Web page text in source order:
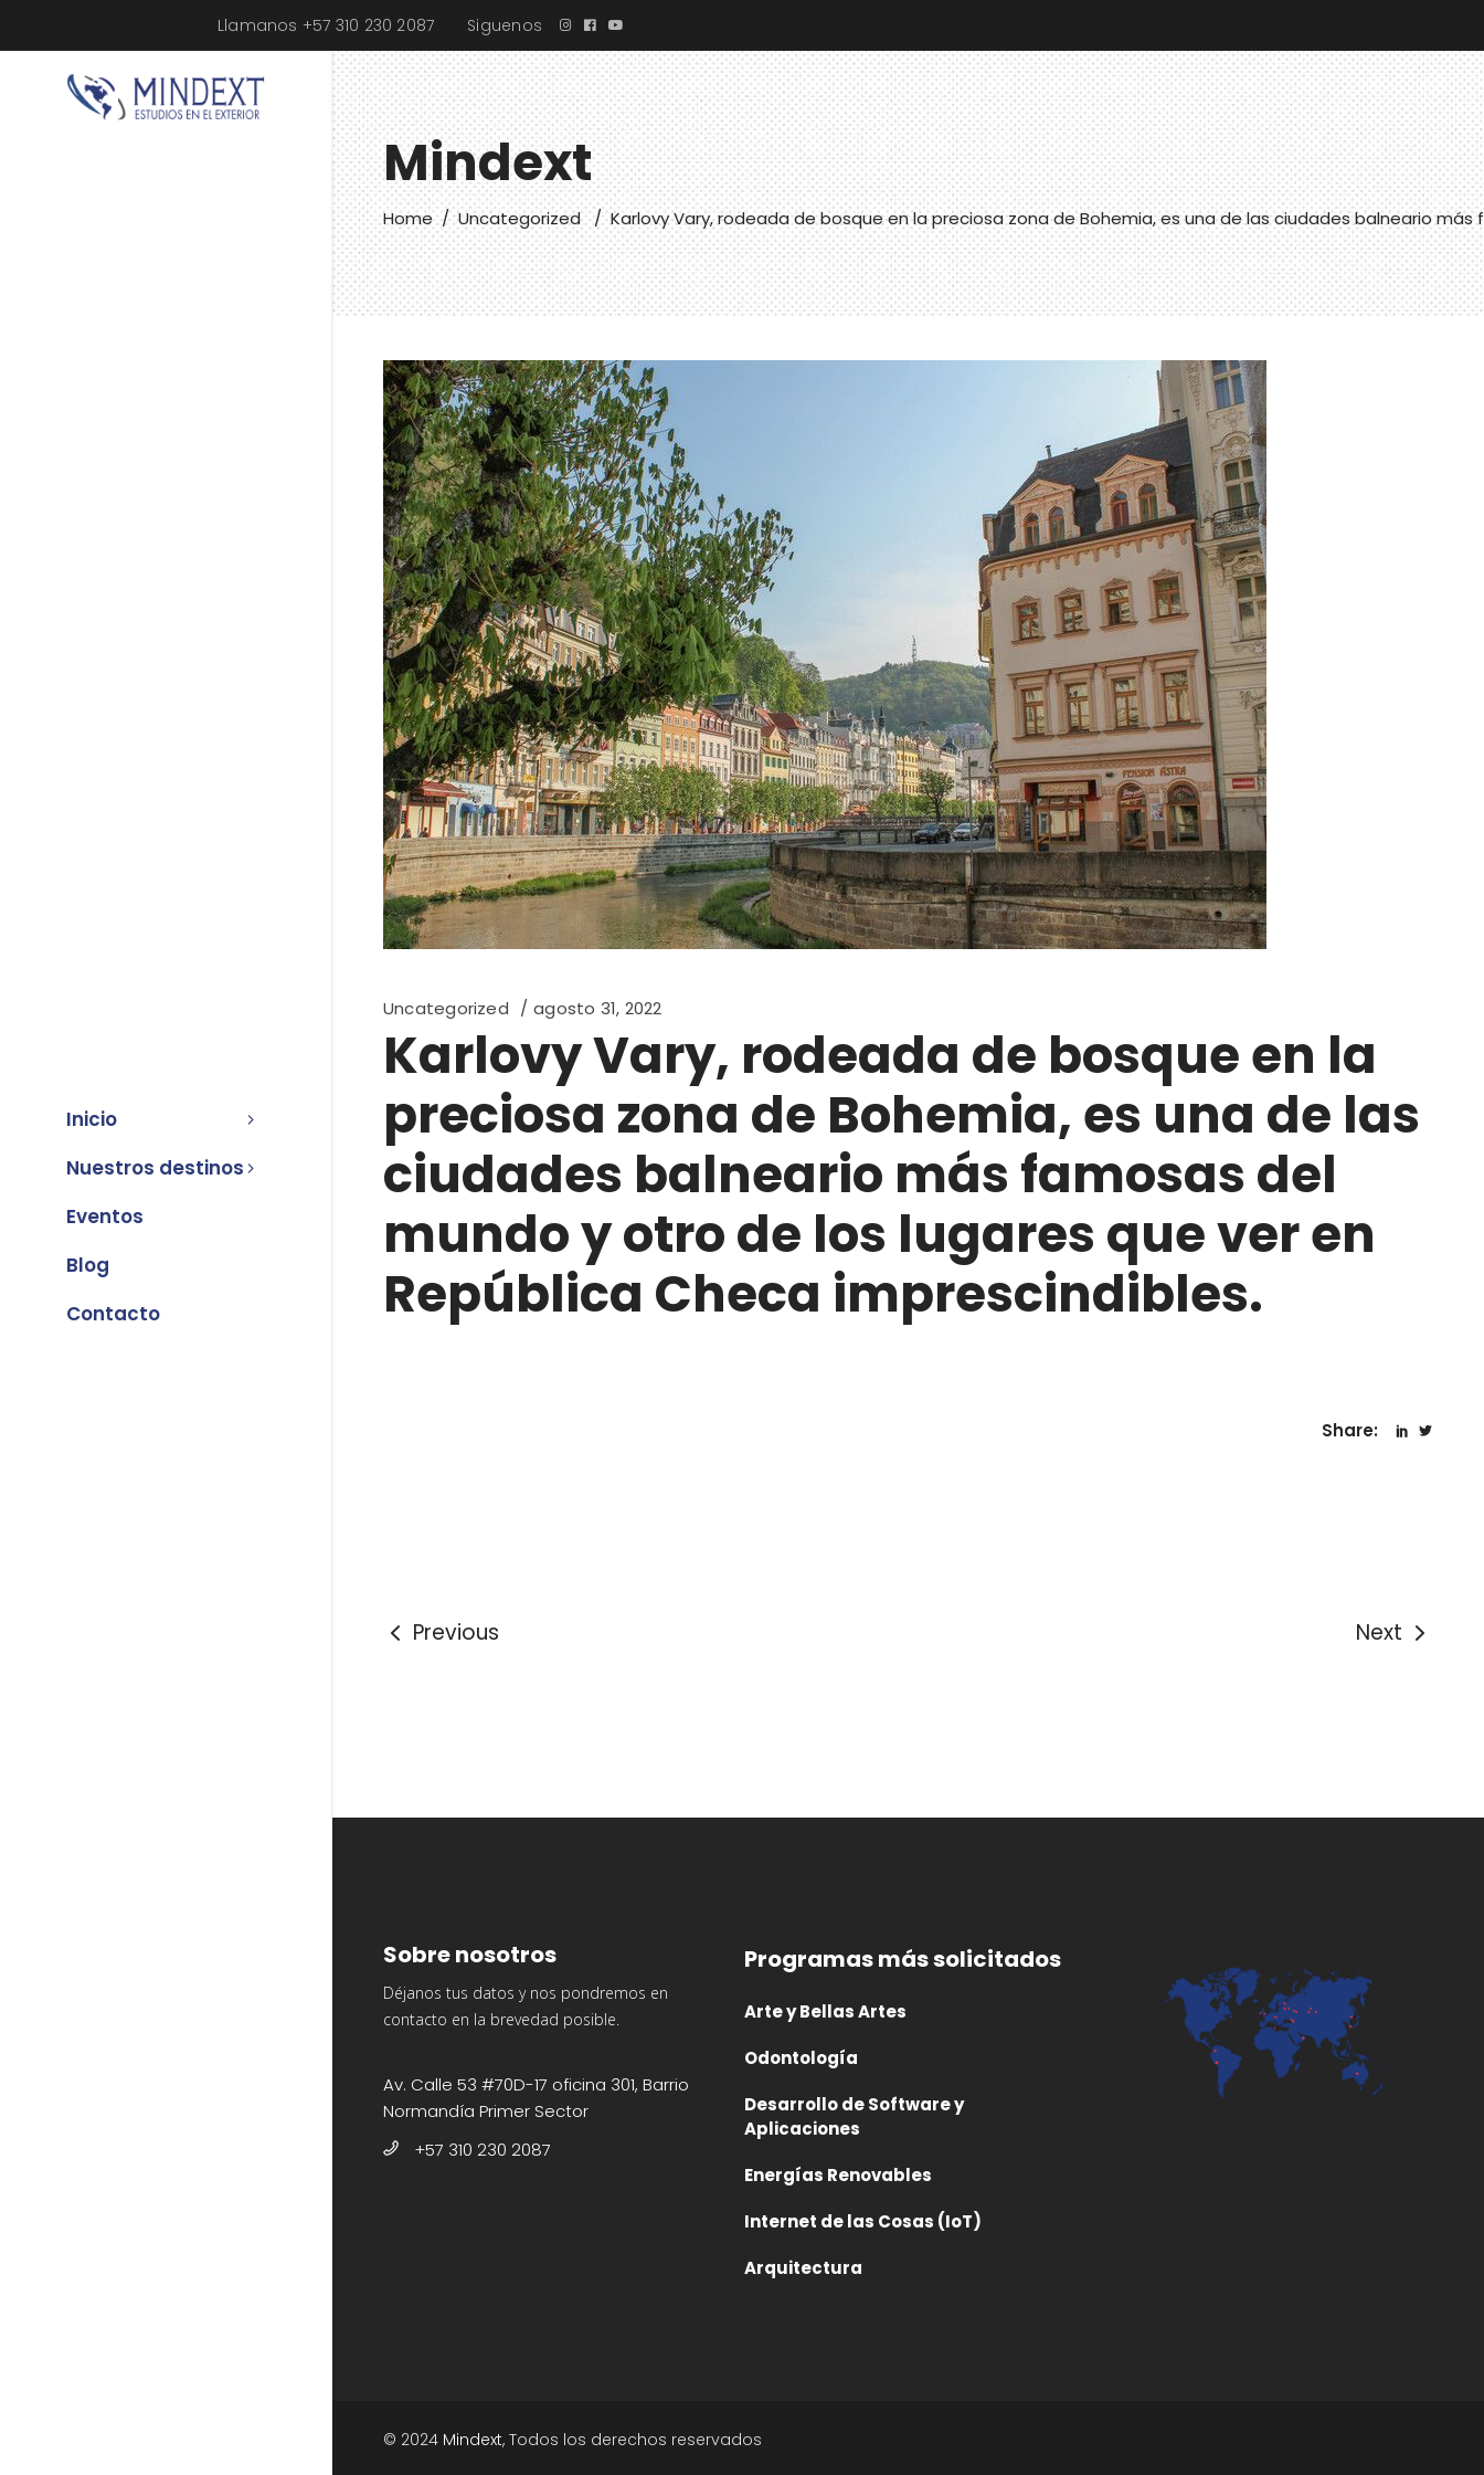
Llamanos +57 310 230 2087 Siguenos
Inicio
Nuestros destinos
Eventos
Blog
Contacto
Mindext
Home/Uncategorized/Karlovy Vary, rodeada de bosque en la preciosa zona de Bohemia, es una de las ciudades balneario
Uncategorized agosto 31, 2022
Karlovy Vary, rodeada de bosque en la
preciosa zona de Bohemia, es una de las
ciudades balneario más famosas del
mundo y otro de los lugares que ver en
República Checa imprescindibles.
Share:
Previous Next
Sobre nosotros
Déjanos tus datos y nos pondremos en
contacto en la brevedad posible.
Av. Calle 53 #70D-17 oficina 301, Barrio
Normandía Primer Sector
+57 310 230 2087
Programas más solicitados
Arte y Bellas Artes
Odontología
Desarrollo de Software y
Aplicaciones
Energías Renovables
Internet de las Cosas (IoT)
Arquitectura
© 2024 Mindext, Todos los derechos reservados